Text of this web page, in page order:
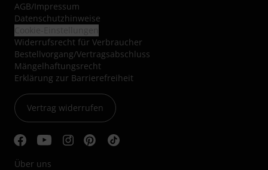
AGB/Impressum
Datenschutzhinweise
Widerrufsrecht für Verbraucher
Bestellvorgang/Vertragsabschluss
Mängelhaftungsrecht
Erklärung zur Barrierefreiheit
Vertrag widerrufen
Über uns